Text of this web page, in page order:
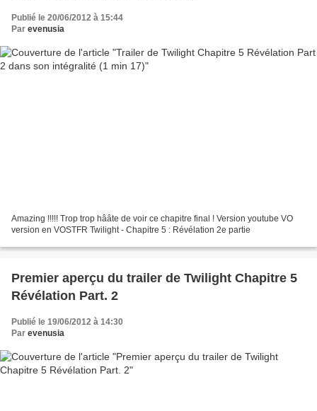
Publié le 20/06/2012 à 15:44
Par evenusia
Amazing !!!!! Trop trop hââte de voir ce chapitre final ! Version youtube VO
version en VOSTFR Twilight - Chapitre 5 : Révélation 2e partie
Premier aperçu du trailer de Twilight Chapitre 5
Révélation Part. 2
Publié le 19/06/2012 à 14:30
Par evenusia